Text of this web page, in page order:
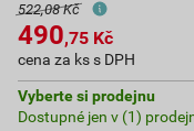
522,08 Kč
490,75 Kč
cena za ks s DPH
Vyberte si prodejnu
Dostupné jen v (1)